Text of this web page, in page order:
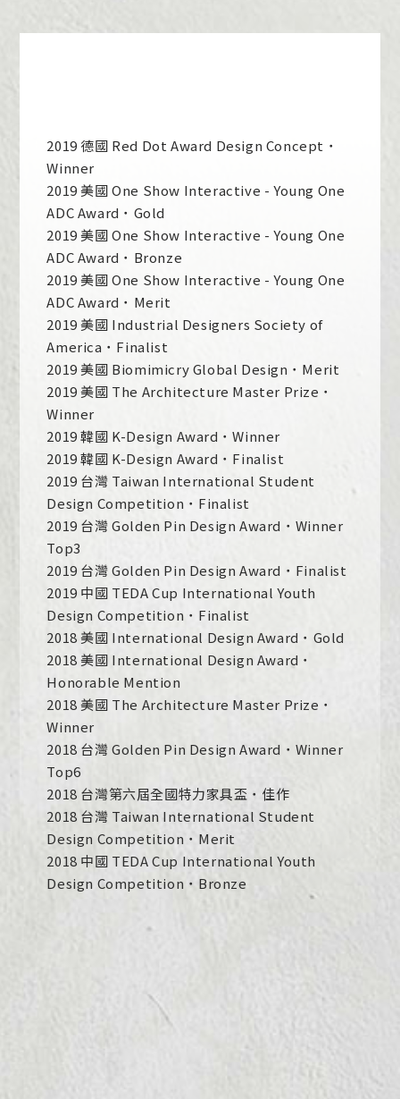
2019 德國 Red Dot Award Design Concept ˙
Winner
2019 美國 One Show Interactive - Young One
ADC Award ˙ Gold
2019 美國 One Show Interactive - Young One
ADC Award ˙ Bronze
2019 美國 One Show Interactive - Young One
ADC Award ˙ Merit
2019 美國 Industrial Designers Society of
America ˙ Finalist
2019 美國 Biomimicry Global Design ˙ Merit
2019 美國 The Architecture Master Prize ˙
Winner
2019 韓國 K-Design Award ˙ Winner
2019 韓國 K-Design Award ˙ Finalist
2019 台灣 Taiwan International Student
Design Competition ˙ Finalist
2019 台灣 Golden Pin Design Award ˙ Winner
Top3
2019 台灣 Golden Pin Design Award ˙ Finalist
2019 中國 TEDA Cup International Youth
Design Competition ˙ Finalist
2018 美國 International Design Award ˙ Gold
2018 美國 International Design Award ˙
Honorable Mention
2018 美國 The Architecture Master Prize ˙
Winner
2018 台灣 Golden Pin Design Award ˙ Winner
Top6
2018 台灣第六屆全國特力家具盃 ˙ 佳作
2018 台灣 Taiwan International Student
Design Competition ˙ Merit
2018 中國 TEDA Cup International Youth
Design Competition ˙ Bronze